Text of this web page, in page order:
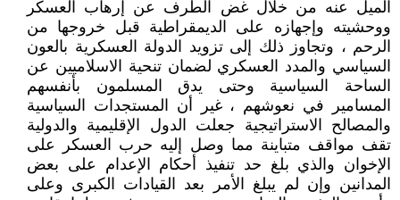
الميل عنه من خلال غض الطرف عن إرهاب العسكر
ووحشيته وإجهازه على الديمقراطية قبل خروجها من
الرحم ، وتجاوز ذلك إلى تزويد الدولة العسكرية بالعون
السياسي والمدد العسكري لضمان تنحية الاسلاميين عن
الساحة السياسية وحتى يدق المسلمون بأنفسهم
المسامير في نعوشهم ، غير أن المستجدات السياسية
والمصالح الاستراتيجية جعلت الدول الإقليمية والدولية
تقف مواقف متباينة مما وصل إليه حرب العسكر على
الإخوان والذي بلغ حد تنفيذ أحكام الإعدام على بعض
المدانين وإن لم يبلغ الأمر بعد القيادات الكبرى وعلى